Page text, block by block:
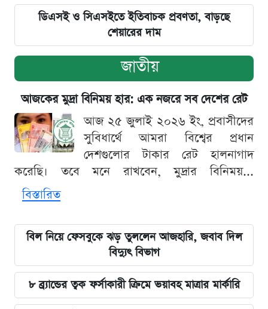
ডিএসই ও সিএসইতে ইতিবাচক প্রবণতা, বাড়ছে
শেয়ারের দাম
জাতীয়
আজকের মুদ্রা বিনিময় হার: এক নজরে সব দেশের রেট
আজ ২৫ জুলাই ২০২৬ ইং, প্রবাসীদের
সুবিধার্থে আমরা বিশ্বের প্রধান
দেশগুলোর টাকার রেট হালনাগাদ
করেছি। তবে মনে রাখবেন, মুদ্রার বিনিময়...
বিস্তারিত
বিল নিয়ে ফেসবুকে ঝড় তুললেন আজহারি, জবাব দিল
বিদ্যুৎ বিভাগ
৮ ব্র্যান্ডের ত্বক ফর্সাকারী ক্রিমে ভয়াবহ মাত্রার মার্কারি